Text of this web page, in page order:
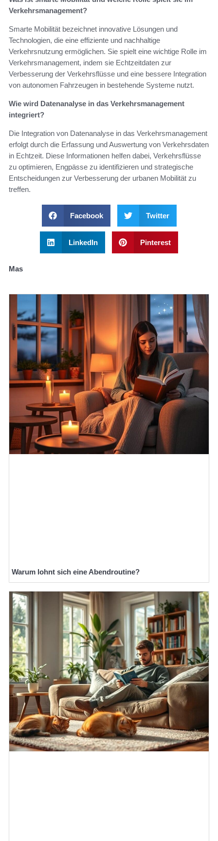
Verkehrsmanagement?
Smarte Mobilität bezeichnet innovative Lösungen und
Technologien, die eine effiziente und nachhaltige
Verkehrsnutzung ermöglichen. Sie spielt eine wichtige Rolle im
Verkehrsmanagement, indem sie Echtzeitdaten zur
Verbesserung der Verkehrsflüsse und eine bessere Integration
von autonomen Fahrzeugen in bestehende Systeme nutzt.
Wie wird Datenanalyse in das Verkehrsmanagement
integriert?
Die Integration von Datenanalyse in das Verkehrsmanagement
erfolgt durch die Erfassung und Auswertung von Verkehrsdaten
in Echtzeit. Diese Informationen helfen dabei, Verkehrsflüsse
zu optimieren, Engpässe zu identifizieren und strategische
Entscheidungen zur Verbesserung der urbanen Mobilität zu
treffen.
Facebook Twitter
LinkedIn Pinterest
Mas
Warum lohnt sich eine Abendroutine?